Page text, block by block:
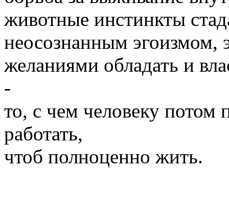
животные инстинкты
неосознанным эгоизмом,
желаниями обладать и
-
то, с чем человеку потом
работать,
чтоб полноценно жить.